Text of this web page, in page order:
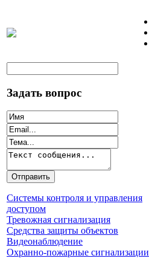
Задать вопрос
Системы контроля и управления
доступом
Тревожная сигнализация
Средства защиты объектов
Видеонаблюдение
Охранно-пожарные сигнализации